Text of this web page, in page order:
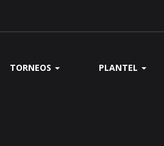
TORNEOS PLANTEL